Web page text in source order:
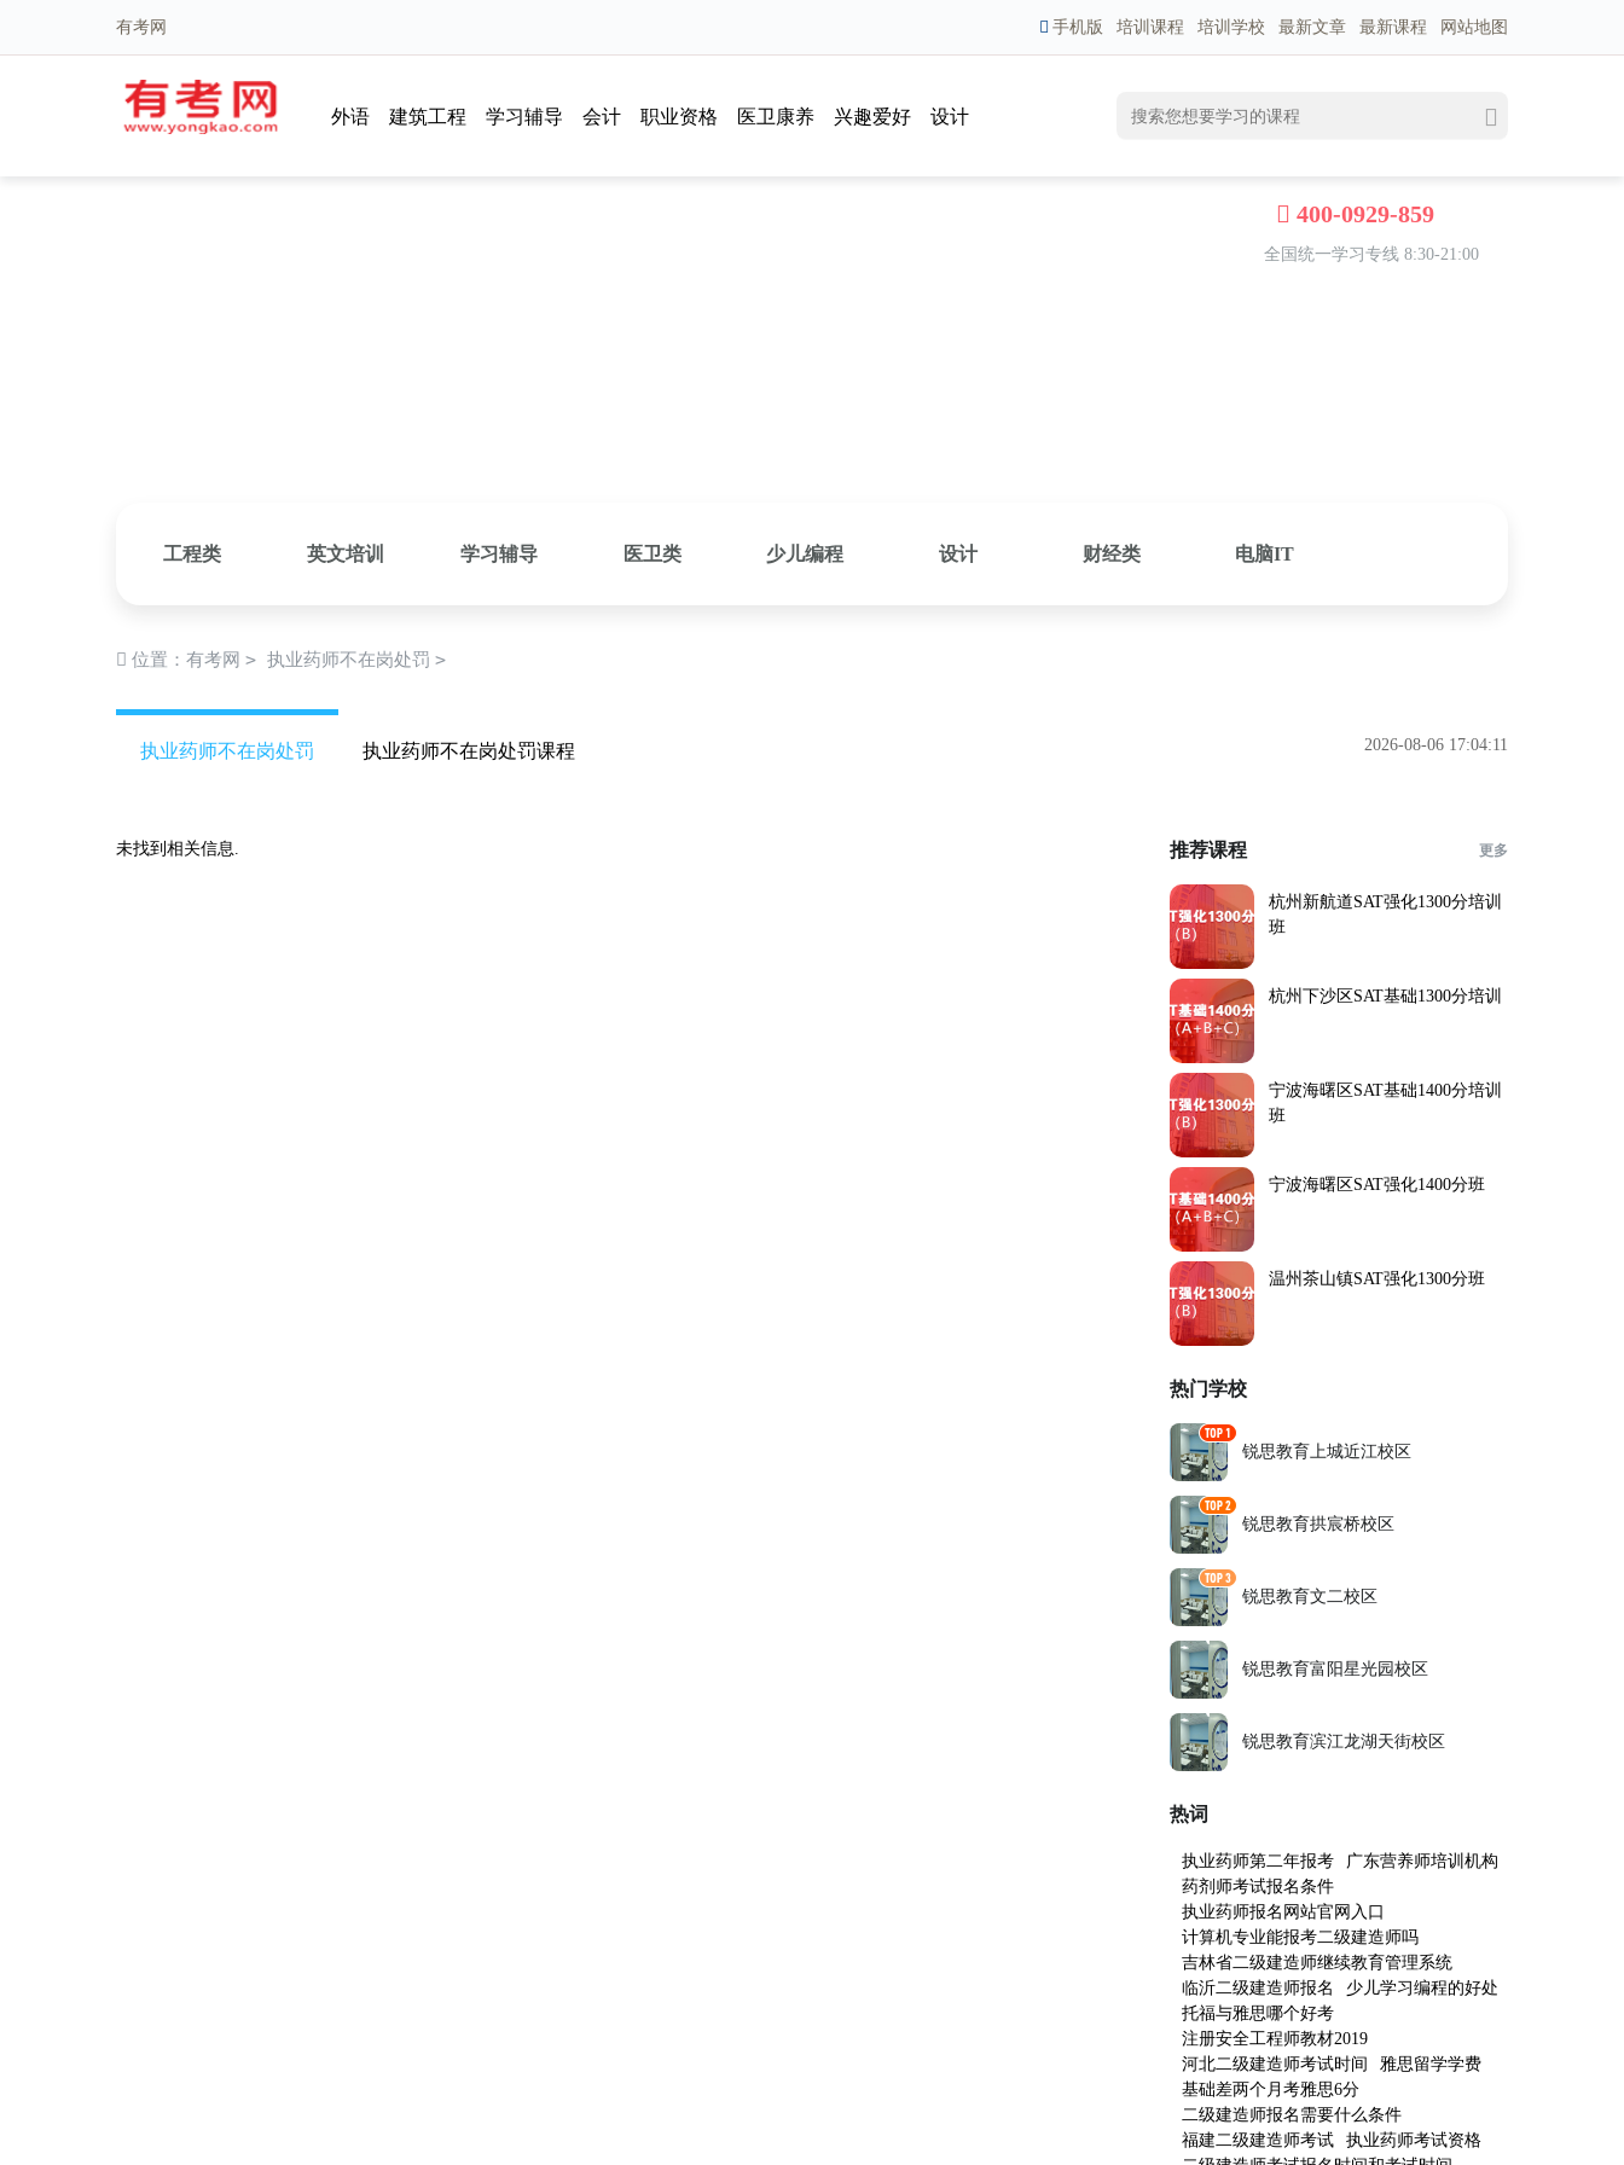
手机版 培训课程 培训学校 最新文章 最新课程 网站地图
有考网
外语 建筑工程 学习辅导 会计 职业资格 医卫康养 兴趣爱好 设计
400-0929-859
全国统一学习专线 8:30-21:00
工程类 英文培训 学习辅导 医卫类 少儿编程 设计 财经类 电脑IT
位置： 有考网 > 执业药师不在岗处罚 >
2026-08-06 17:04:11
执业药师不在岗处罚 执业药师不在岗处罚课程
未找到相关信息. 推荐课程 更多
杭州新航道SAT强化1300分培训
班
杭州下沙区SAT基础1300分培训
宁波海曙区SAT基础1400分培训
班
宁波海曙区SAT强化1400分班
温州茶山镇SAT强化1300分班
热门学校
锐思教育上城近江校区
锐思教育拱宸桥校区
锐思教育文二校区
锐思教育富阳星光园校区
锐思教育滨江龙湖天街校区
热词
执业药师第二年报考
广东营养师培训机构
药剂师考试报名条件
执业药师报名网站官网入口
计算机专业能报考二级建造师吗
吉林省二级建造师继续教育管理系统
临沂二级建造师报名
少儿学习编程的好处
托福与雅思哪个好考
注册安全工程师教材2019
河北二级建造师考试时间
雅思留学学费
基础差两个月考雅思6分
二级建造师报名需要什么条件
福建二级建造师考试
执业药师考试资格